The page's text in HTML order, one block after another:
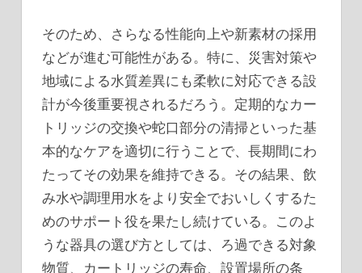
そのため、さらなる性能向上や新素材の採用
などが進む可能性がある。特に、災害対策や
地域による水質差異にも柔軟に対応できる設
計が今後重要視されるだろう。定期的なカー
トリッジの交換や蛇口部分の清掃といった基
本的なケアを適切に行うことで、長期間にわ
たってその効果を維持できる。その結果、飲
み水や調理用水をより安全でおいしくするた
めのサポート役を果たし続けている。このよ
うな器具の選び方としては、ろ過できる対象
物質、カートリッジの寿命、設置場所の条